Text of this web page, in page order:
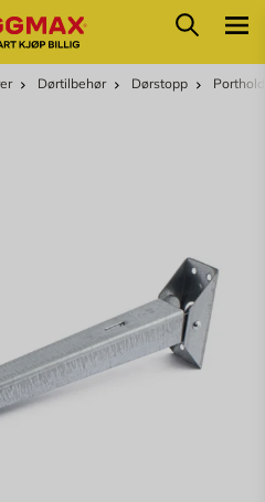
Søk
Dørtilbehør Dørstopp